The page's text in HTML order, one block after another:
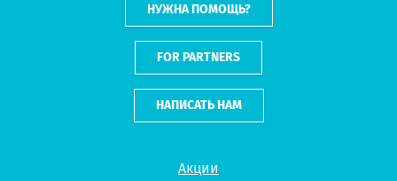
Акции
НУЖНА ПОМОЩЬ?
FOR PARTNERS
НАПИСАТЬ НАМ